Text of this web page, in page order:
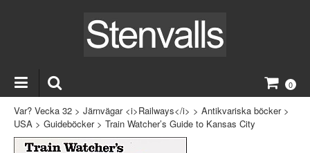
0
Var? Vecka 32 > Järnvägar <i>Railways</i> > Antikvariska böcker>
USA > Guideböcker> Train Watcher’s Guide to Kansas City